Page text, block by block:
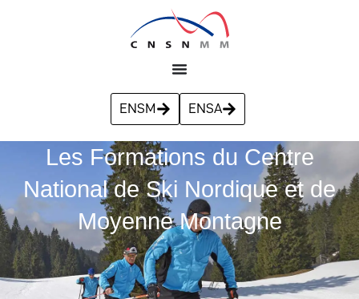
ENSM ENSA
Les Formations du Centre
National de Ski Nordique et de
Moyenne Montagne